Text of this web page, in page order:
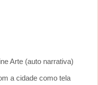
Arte (auto narrativa)
a cidade como tela